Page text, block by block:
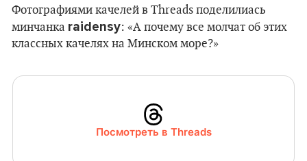
Фотографиями качелей в Threads поделилиась
минчанка raidensy: «А почему все молчат об этих
классных качелях на Минском море?»
Посмотреть в Threads